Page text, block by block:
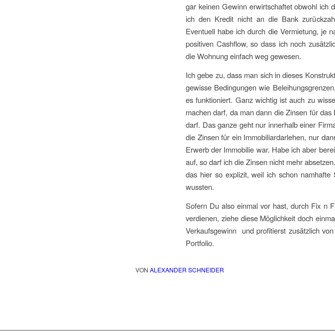
gar keinen Gewinn erwirtschaftet obwohl ich
ich den Kredit nicht an die Bank
Eventuell habe ich durch die Vermietung, je
positiven Cashflow, so dass ich noch
die Wohnung einfach weg gewesen.
Ich gebe zu, dass man sich in dieses
gewisse Bedingungen wie
es funktioniert. Ganz wichtig ist auch zu
machen darf, da man dann die Zinsen für
darf. Das ganze geht nur innerhalb einer
die Zinsen für ein Immobiliardarlehen, nur
Erwerb der Immobilie war. Habe ich aber
auf, so darf ich die Zinsen nicht mehr
das hier so explizit, weil ich schon
wussten.
Sofern Du also einmal vor hast, durch Fix n
verdienen, ziehe diese Möglichkeit doch
Verkaufsgewinn und profitierst zusätzlich
Portfolio.
VON ALEXANDER SCHNEIDER